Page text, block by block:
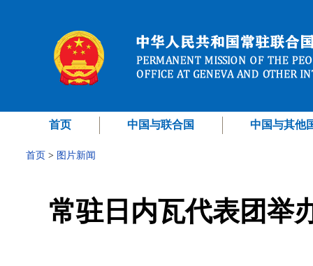
首页 中国与联合国 中国与其他
首页 > 图片新闻
常驻日内瓦代表团举